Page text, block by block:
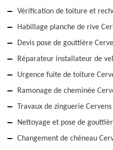
Vérification de toiture et
Habillage planche de rive
Devis pose de gouttière
Réparateur installateur de
Urgence fuite de toiture
Ramonage de cheminée
Travaux de zinguerie Cervens
Nettoyage et pose de
Changement de chéneau